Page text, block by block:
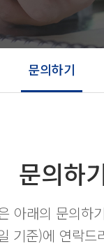
문의하기
문의하
아래의 문의하
기준)에 연락